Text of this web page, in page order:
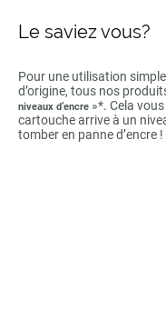
Le saviez vous?
Pour une utilisation
d’origine, tous nos
niveaux d’encre »*. Cela
cartouche arrive à un
tomber en panne d’encre !